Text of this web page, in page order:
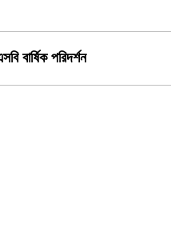
বার্ষিক পরিদর্শন